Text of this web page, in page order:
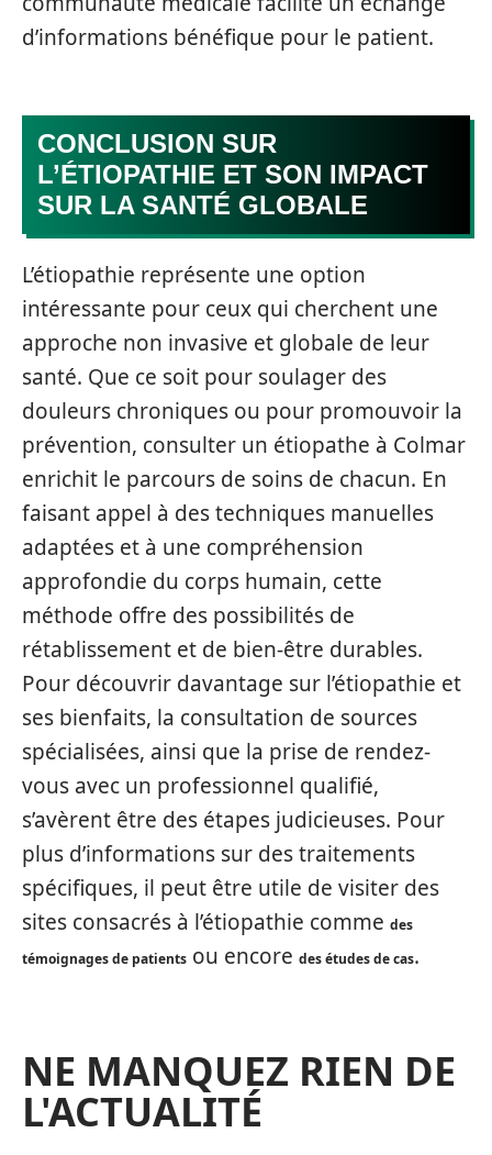
d’informations bénéfique pour le patient.
CONCLUSION SUR
L’ÉTIOPATHIE ET SON IMPACT
SUR LA SANTÉ GLOBALE
L’étiopathie représente une option
intéressante pour ceux qui cherchent une
approche non invasive et globale de leur
santé. Que ce soit pour soulager des
douleurs chroniques ou pour promouvoir la
prévention, consulter un étiopathe à Colmar
enrichit le parcours de soins de chacun. En
faisant appel à des techniques manuelles
adaptées et à une compréhension
approfondie du corps humain, cette
méthode offre des possibilités de
rétablissement et de bien-être durables.
Pour découvrir davantage sur l’étiopathie et
ses bienfaits, la consultation de sources
spécialisées, ainsi que la prise de rendez-
vous avec un professionnel qualifié,
s’avèrent être des étapes judicieuses. Pour
plus d’informations sur des traitements
spécifiques, il peut être utile de visiter des
sites consacrés à l’étiopathie comme des
témoignages de patients ou encore des études de cas.
NE MANQUEZ RIEN DE
L'ACTUALITÉ